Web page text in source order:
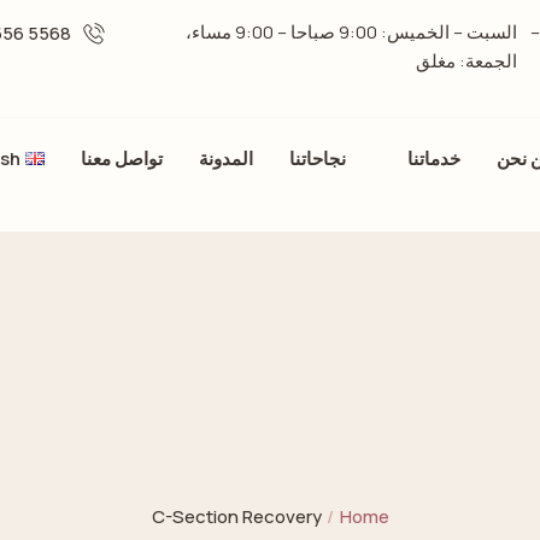
العيادة رقم 806 –
السبت – الخميس: 9:00 صباحا – 9:00 مساء،
الجمعة: مغلق
5568 556 06 -
نحن خدماتنا نجاحاتنا المدونة تواصل معنا
Home
/
C-Section Recovery